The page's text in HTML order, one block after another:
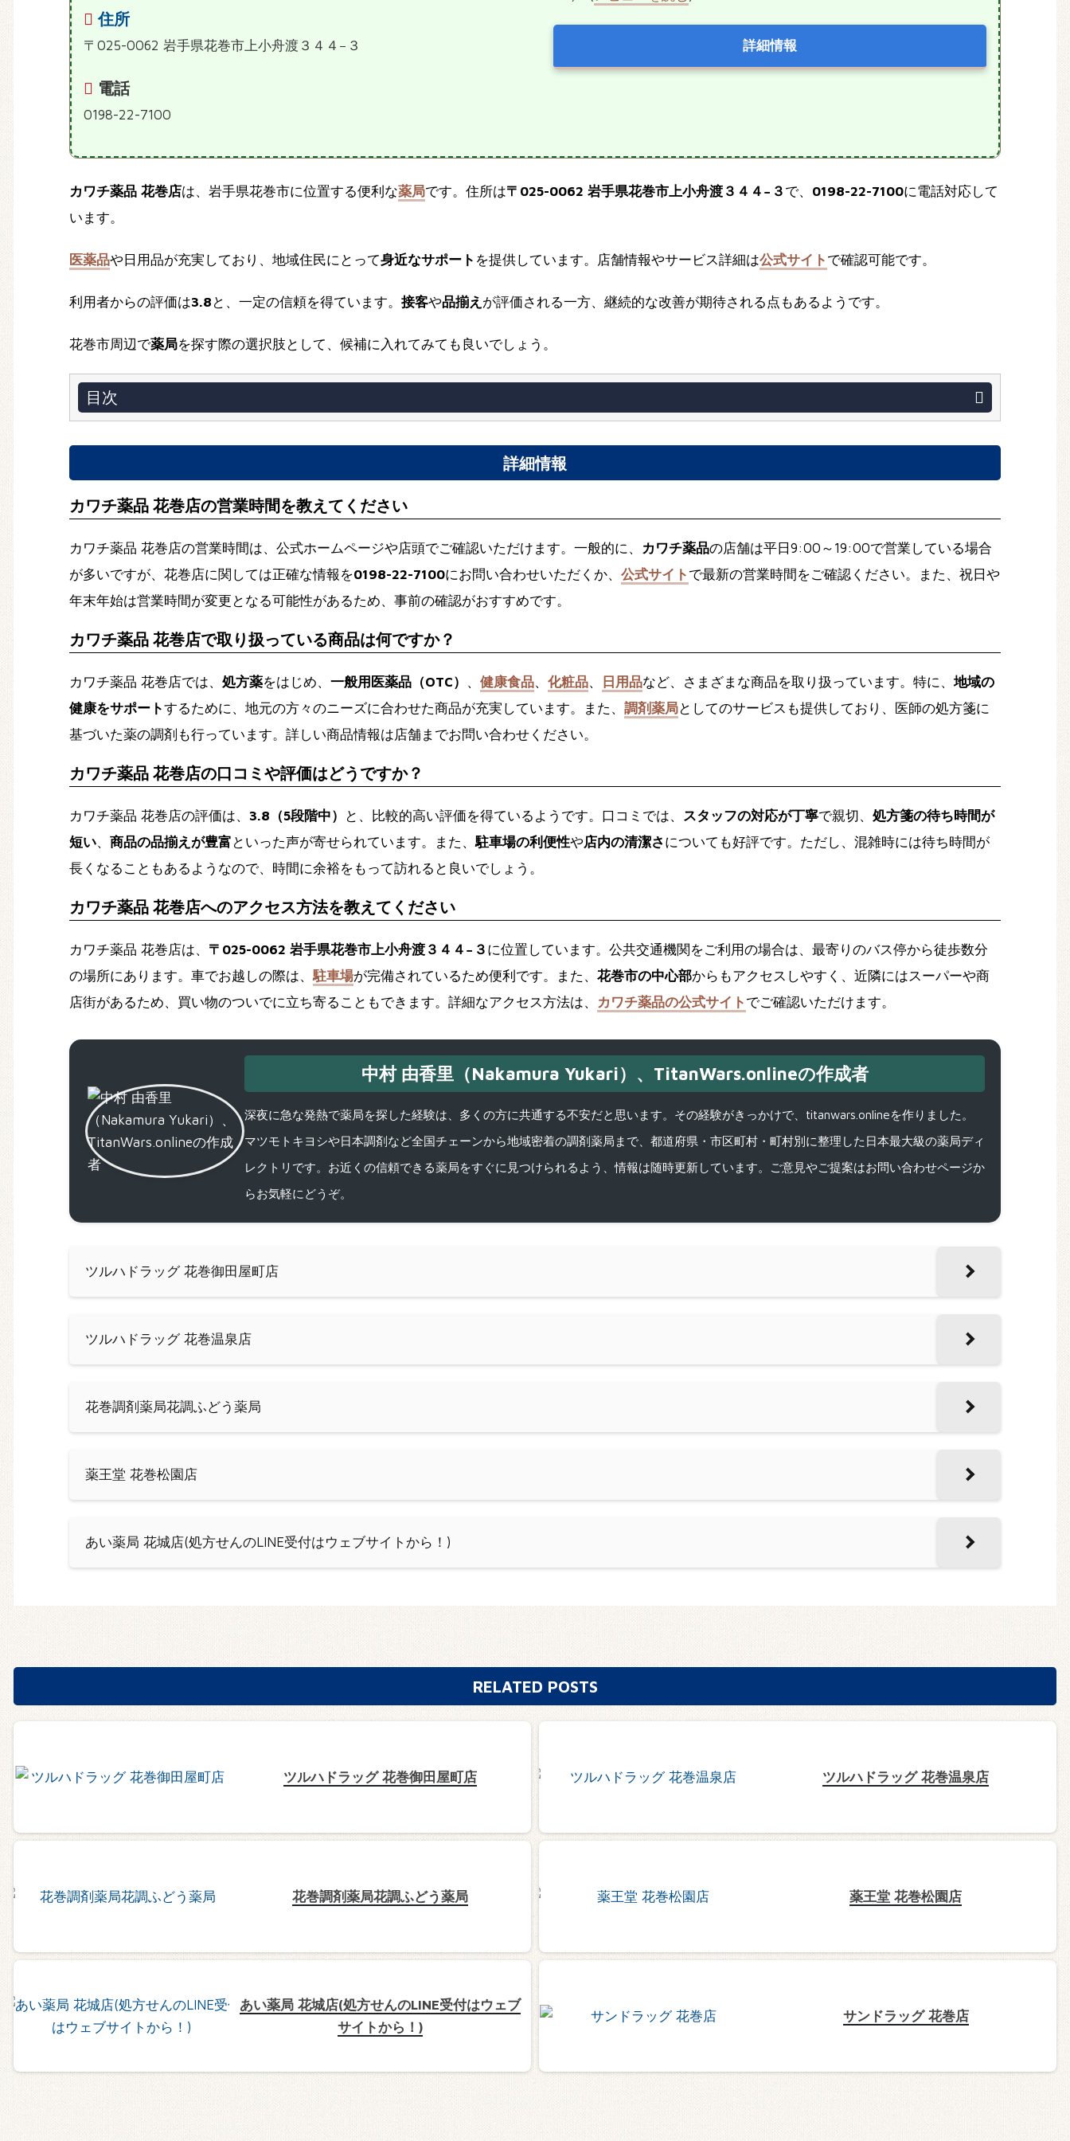
住所
〒025-0062 岩手県花巻市上小舟渡３４４−３
電話
0198-22-7100
詳細情報
カワチ薬品 花巻店は、岩手県花巻市に位置する便利な薬局です。住所は〒025-0062 岩手県花巻市上小舟渡３４４−３ で、 0198-22-7100に電話対応して
います。
医薬品や日用品が充実しており、地域住民にとって身近なサポート を提供しています。店舗情報やサービス詳細は公式サイト で確認可能です。
利用者からの評価は3.8 と、一定の信頼を得ています。 接客や品揃え が評価される一方、継続的な改善が期待される点もあるようです。
花巻市周辺で薬局を探す際の選択肢として、候補に入れてみても良いでしょう。
目次
詳細情報
カワチ薬品 花巻店の営業時間を教えてください
カワチ薬品 花巻店の営業時間は、公式ホームページや店頭でご確認いただけます。一般的に、 カワチ薬品の店舗は平日9:00～19:00で営業している場合
が多いですが、花巻店に関しては正確な情報を0198-22-7100にお問い合わせいただくか、 公式サイト で最新の営業時間をご確認ください。また、祝日や
年末年始は営業時間が変更となる可能性があるため、事前の確認がおすすめです。
カワチ薬品 花巻店で取り扱っている商品は何ですか？
カワチ薬品 花巻店では、 処方薬をはじめ、 一般用医薬品（OTC） 、 健康食品、 化粧品、 日用品など、さまざまな商品を取り扱っています。特に、 地域の
健康をサポートするために、地元の方々のニーズに合わせた商品が充実しています。また、 調剤薬局としてのサービスも提供しており、医師の処方箋に
基づいた薬の調剤も行っています。詳しい商品情報は店舗までお問い合わせください。
カワチ薬品 花巻店の口コミや評価はどうですか？
カワチ薬品 花巻店の評価は、 3.8（5段階中） と、比較的高い評価を得ているようです。口コミでは、 スタッフの対応が丁寧で親切、 処方箋の待ち時間が
短い、 商品の品揃えが豊富 といった声が寄せられています。また、駐車場の利便性や店内の清潔さについても好評です。ただし、混雑時には待ち時間が
長くなることもあるようなので、時間に余裕をもって訪れると良いでしょう。
カワチ薬品 花巻店へのアクセス方法を教えてください
カワチ薬品 花巻店は、 〒025-0062 岩手県花巻市上小舟渡３４４−３ に位置しています。公共交通機関をご利用の場合は、最寄りのバス停から徒歩数分
の場所にあります。車でお越しの際は、駐車場が完備されているため便利です。また、 花巻市の中心部からもアクセスしやすく、近隣にはスーパーや商
店街があるため、買い物のついでに立ち寄ることもできます。詳細なアクセス方法は、 カワチ薬品の公式サイト でご確認いただけます。
中村 由香里（Nakamura Yukari）、TitanWars.onlineの作成者
深夜に急な発熱で薬局を探した経験は、多くの方に共通する不安だと思います。その経験がきっかけで、titanwars.onlineを作りました。
マツモトキヨシや日本調剤など全国チェーンから地域密着の調剤薬局まで、都道府県・市区町村・町村別に整理した日本最大級の薬局ディ
レクトリです。お近くの信頼できる薬局をすぐに見つけられるよう、情報は随時更新しています。ご意見やご提案はお問い合わせページか
らお気軽にどうぞ。
ツルハドラッグ 花巻御田屋町店
ツルハドラッグ 花巻温泉店
花巻調剤薬局花調ふどう薬局
薬王堂 花巻松園店
あい薬局 花城店(処方せんのLINE受付はウェブサイトから！)
RELATED POSTS
ツルハドラッグ 花巻御田屋町店 ツルハドラッグ 花巻温泉店
花巻調剤薬局花調ふどう薬局 薬王堂 花巻松園店
あい薬局 花城店(処方せんのLINE受付はウェブ
サイトから！)
サンドラッグ 花巻店